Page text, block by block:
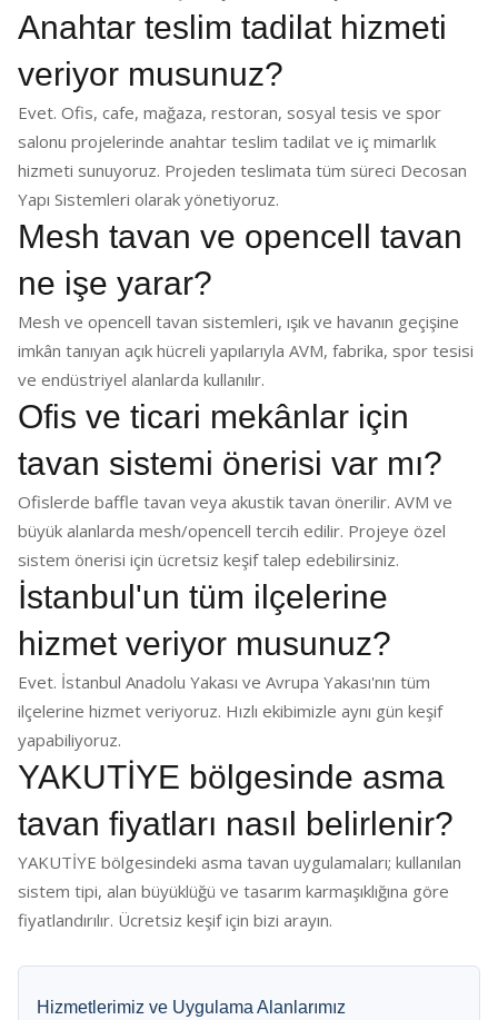
Anahtar teslim tadilat hizmeti
veriyor musunuz?
Evet. Ofis, cafe, mağaza, restoran, sosyal tesis ve spor
salonu projelerinde anahtar teslim tadilat ve iç mimarlık
hizmeti sunuyoruz. Projeden teslimata tüm süreci Decosan
Yapı Sistemleri olarak yönetiyoruz.
Mesh tavan ve opencell tavan
ne işe yarar?
Mesh ve opencell tavan sistemleri, ışık ve havanın geçişine
imkân tanıyan açık hücreli yapılarıyla AVM, fabrika, spor tesisi
ve endüstriyel alanlarda kullanılır.
Ofis ve ticari mekânlar için
tavan sistemi önerisi var mı?
Ofislerde baffle tavan veya akustik tavan önerilir. AVM ve
büyük alanlarda mesh/opencell tercih edilir. Projeye özel
sistem önerisi için ücretsiz keşif talep edebilirsiniz.
İstanbul'un tüm ilçelerine
hizmet veriyor musunuz?
Evet. İstanbul Anadolu Yakası ve Avrupa Yakası'nın tüm
ilçelerine hizmet veriyoruz. Hızlı ekibimizle aynı gün keşif
yapabiliyoruz.
YAKUTİYE bölgesinde asma
tavan fiyatları nasıl belirlenir?
YAKUTİYE bölgesindeki asma tavan uygulamaları; kullanılan
sistem tipi, alan büyüklüğü ve tasarım karmaşıklığına göre
fiyatlandırılır. Ücretsiz keşif için bizi arayın.
Hizmetlerimiz ve Uygulama Alanlarımız